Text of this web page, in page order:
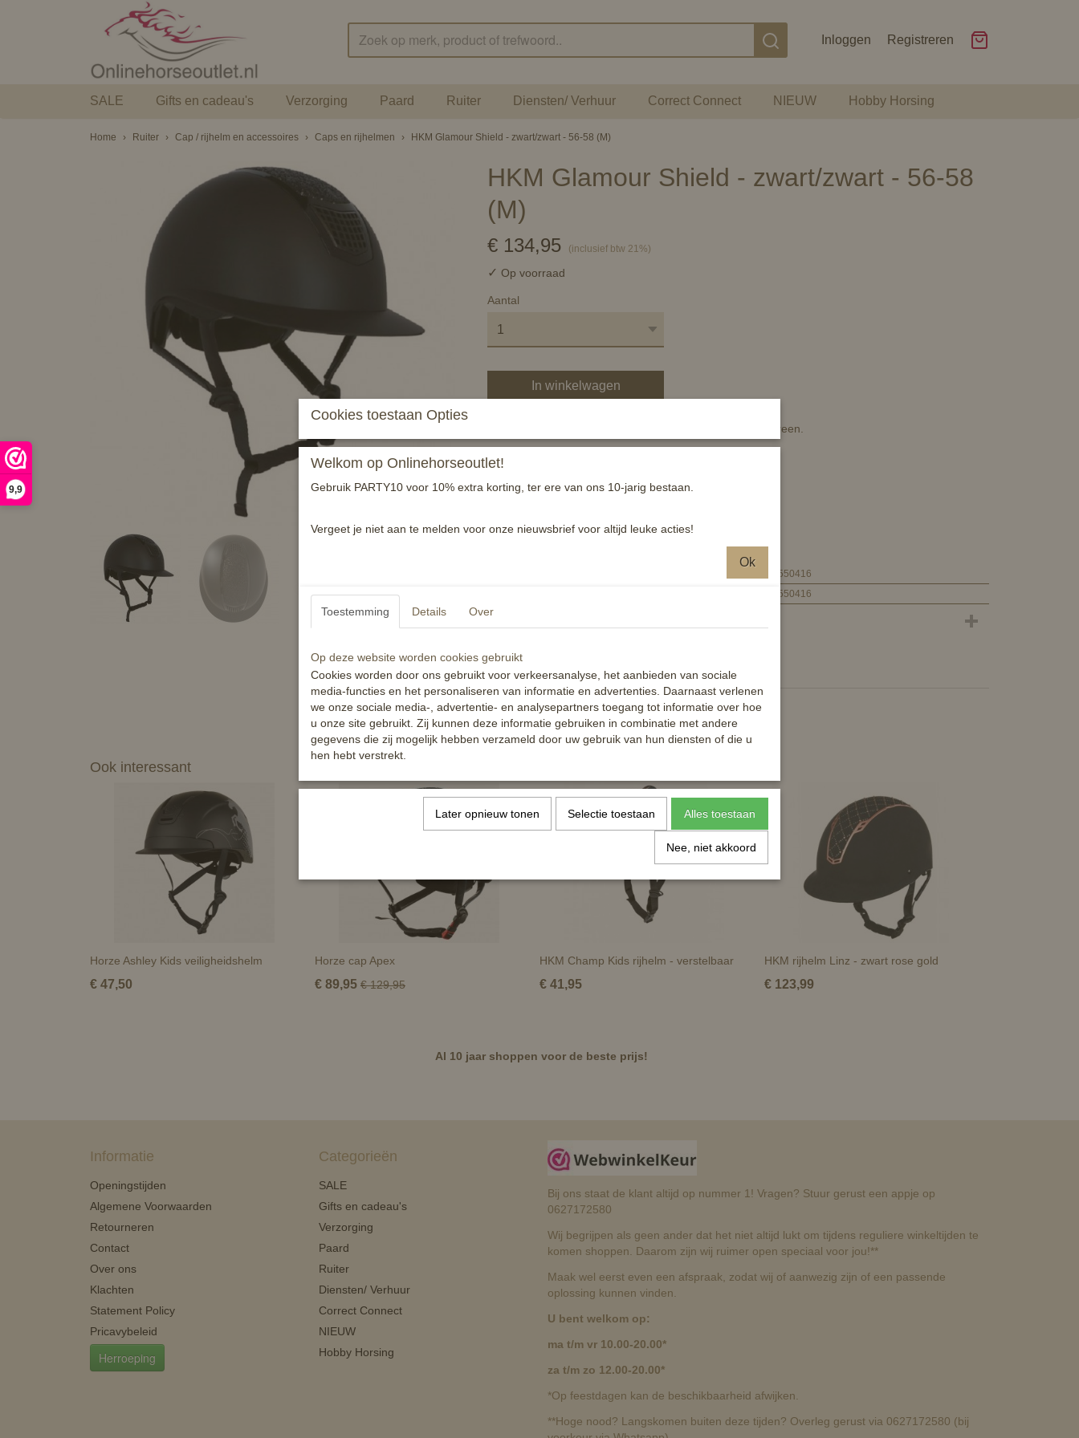
9,9
Inloggen Registreren
SALE Gifts en cadeau's Verzorging Paard Ruiter Diensten/ Verhuur Correct Connect NIEUW Hobby Horsing
Home › Ruiter › Cap / rijhelm en accessoires › Caps en rijhelmen › HKM Glamour Shield - zwart/zwart - 56-58 (M)
HKM Glamour Shield - zwart/zwart - 56-58
(M)
€ 134,95 (inclusief btw 21%)
✓ Op voorraad
Aantal
In winkelwagen
Deze prachtige helm draagt super licht en past bijna iedereen.
● levering in stoffentas
● variabel en individueel verstelbaar door draairad
4057052550416
4057052550416
Reacties
Ook interessant
Horze Ashley Kids veiligheidshelm
€ 47,50
Horze cap Apex
€ 89,95 € 129,95
HKM Champ Kids rijhelm - verstelbaar
€ 41,95
HKM rijhelm Linz - zwart rose gold
€ 123,99
Al 10 jaar shoppen voor de beste prijs!
Informatie
Openingstijden
Algemene Voorwaarden
Retourneren
Contact
Over ons
Klachten
Statement Policy
Pricavybeleid
Herroeping
Categorieën
SALE
Gifts en cadeau's
Verzorging
Paard
Ruiter
Diensten/ Verhuur
Correct Connect
NIEUW
Hobby Horsing
Bij ons staat de klant altijd op nummer 1! Vragen? Stuur gerust een appje op
0627172580
Wij begrijpen als geen ander dat het niet altijd lukt om tijdens reguliere winkeltijden te
komen shoppen. Daarom zijn wij ruimer open speciaal voor jou!**
Maak wel eerst even een afspraak, zodat wij of aanwezig zijn of een passende
oplossing kunnen vinden.
U bent welkom op:
ma t/m vr 10.00-20.00*
za t/m zo 12.00-20.00*
*Op feestdagen kan de beschikbaarheid afwijken.
**Hoge nood? Langskomen buiten deze tijden? Overleg gerust via 0627172580 (bij
Cookies toestaan Opties
Welkom op Onlinehorseoutlet!
Gebruik PARTY10 voor 10% extra korting, ter ere van ons 10-jarig bestaan.
Vergeet je niet aan te melden voor onze nieuwsbrief voor altijd leuke acties!
Ok
Toestemming Details Over
Op deze website worden cookies gebruikt
Cookies worden door ons gebruikt voor verkeersanalyse, het aanbieden van sociale
media-functies en het personaliseren van informatie en advertenties. Daarnaast verlenen
we onze sociale media-, advertentie- en analysepartners toegang tot informatie over hoe
u onze site gebruikt. Zij kunnen deze informatie gebruiken in combinatie met andere
gegevens die zij mogelijk hebben verzameld door uw gebruik van hun diensten of die u
hen hebt verstrekt.
Later opnieuw tonen Selectie toestaan Alles toestaan
Nee, niet akkoord